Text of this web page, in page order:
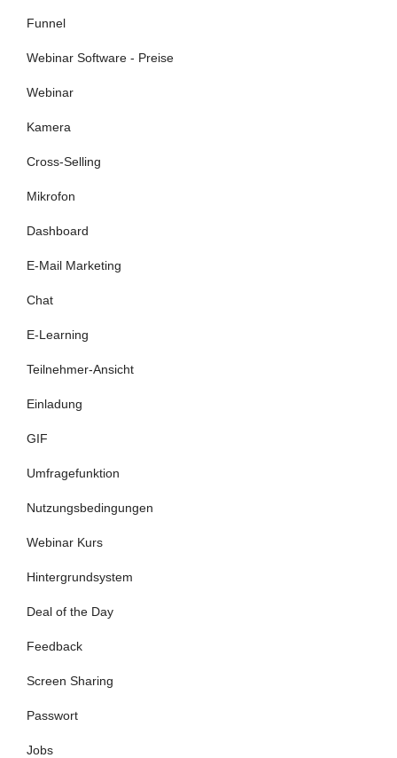
Funnel
Webinar Software - Preise
Webinar
Kamera
Cross-Selling
Mikrofon
Dashboard
E-Mail Marketing
Chat
E-Learning
Teilnehmer-Ansicht
Einladung
GIF
Umfragefunktion
Nutzungsbedingungen
Webinar Kurs
Hintergrundsystem
Deal of the Day
Feedback
Screen Sharing
Passwort
Jobs